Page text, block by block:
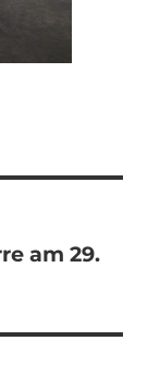
am 29.